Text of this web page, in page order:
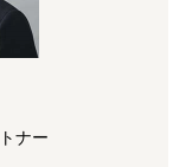
ナー